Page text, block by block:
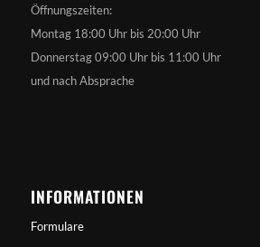
Öffnungszeiten:
Montag 18:00 Uhr bis 20:00 Uhr
Donnerstag 09:00 Uhr bis 11:00 Uhr
und nach Absprache
INFORMATIONEN
Formulare